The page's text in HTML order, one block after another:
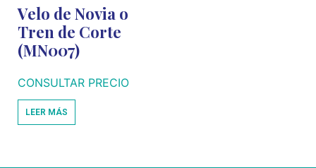
Velo de Novia o
Tren de Corte
(MN007)
CONSULTAR PRECIO
LEER MÁS